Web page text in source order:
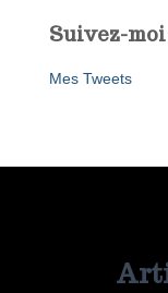
Suivez-
Mes Tweets